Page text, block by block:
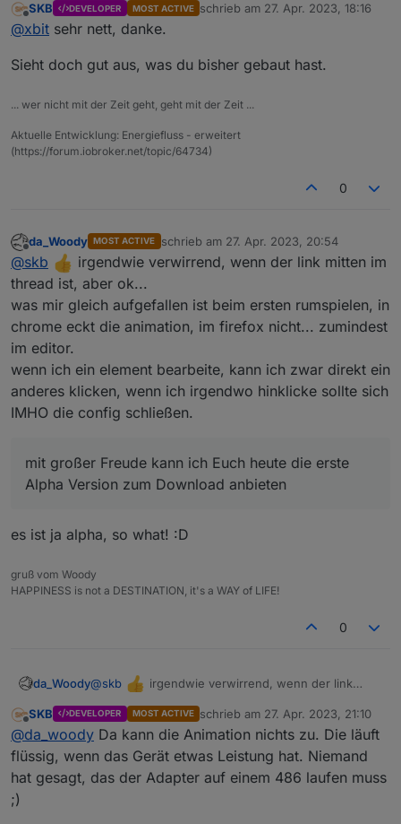
nochmal großes Lob ist sehr gut geworden.
Spoiler
Offline
SKB DEVELOPER MOST ACTIVE schrieb am 27. Apr. 2023, 18:16
zuletzt editiert von
@xbit sehr nett, danke.
Sieht doch gut aus, was du bisher gebaut hast.
... wer nicht mit der Zeit geht, geht mit der Zeit ...
Aktuelle Entwicklung: Energiefluss - erweitert
(https://forum.iobroker.net/topic/64734)
0
Offline
da_Woody MOST ACTIVE schrieb am 27. Apr. 2023, 20:54
zuletzt editiert von
@skb
irgendwie verwirrend, wenn der link mitten im
thread ist, aber ok...
was mir gleich aufgefallen ist beim ersten rumspielen, in
chrome eckt die animation, im firefox nicht... zumindest
im editor.
wenn ich ein element bearbeite, kann ich zwar direkt ein
anderes klicken, wenn ich irgendwo hinklicke sollte sich
IMHO die config schließen.
mit großer Freude kann ich Euch heute die erste
Alpha Version zum Download anbieten
es ist ja alpha, so what! :D
gruß vom Woody
HAPPINESS is not a DESTINATION, it's a WAY of LIFE!
0
da_Woody@skb
irgendwie verwirrend, wenn der link
was mir gleich aufgefallen ist beim ersten
rumspielen, in chrome eckt die animation, im firefox
nicht... zumindest im editor.
wenn ich ein element bearbeite, kann ich zwar
direkt ein anderes klicken, wenn ich irgendwo
mit großer Freude kann ich Euch heute die
erste Alpha Version zum Download anbieten
es ist ja alpha, so what! :D
Offline
SKB DEVELOPER MOST ACTIVE schrieb am 27. Apr. 2023, 21:10
zuletzt editiert von
@da_woody Da kann die Animation nichts zu. Die läuft
flüssig, wenn das Gerät etwas Leistung hat. Niemand
hat gesagt, das der Adapter auf einem 486 laufen muss
;)